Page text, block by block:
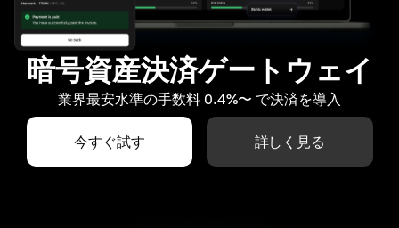
暗号資産決済ゲートウェイ
業界最安水準の手数料 0.4%〜 で決済を導入
今すぐ試す 詳しく見る